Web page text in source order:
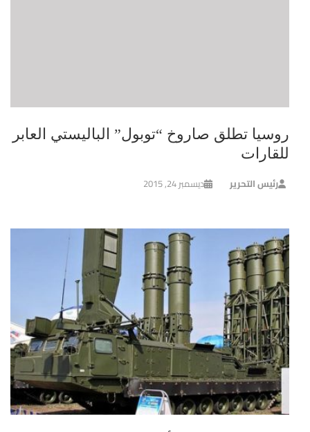
روسيا تطلق صاروخ “توبول” الباليستي العابر
للقارات
رئيس التحرير ديسمبر 24, 2015